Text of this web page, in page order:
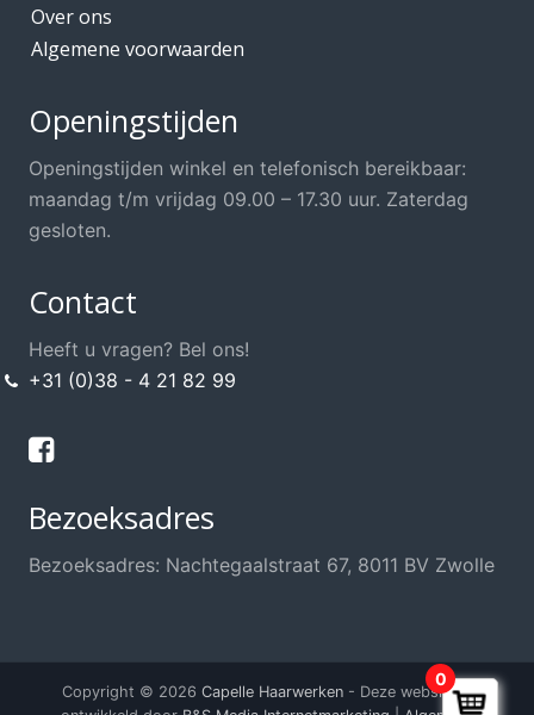
Mutsjes / Hoeden / Petten
Nieuw in ons assortiment
Ontharen
Opsteek Materialen
Permanent
Scheren
Shampoo's / Conditioner
Sint / Kerstman / Funwig
Thuis knippen?
Over ons
Algemene voorwaarden
Openingstijden
Openingstijden winkel en telefonisch bereikbaar:
maandag t/m vrijdag 09.00 – 17.30 uur. Zaterdag
gesloten.
Contact
Heeft u vragen? Bel ons!
+31 (0)38 - 4 21 82 99
Bezoeksadres
Bezoeksadres: Nachtegaalstraat 67, 8011 BV Zwolle
Copyright © 2026 Capelle Haarwerken- Deze website is
0